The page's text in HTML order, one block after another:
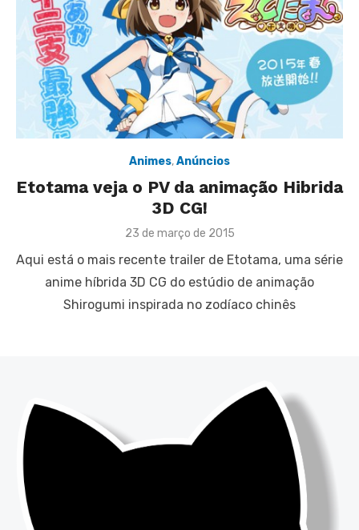
Animes,Anúncios
Etotama veja o PV da animação Hibrida
3D CG!
Posted
23 de março de 2015
Aqui está o mais recente trailer de Etotama, uma série
anime híbrida 3D CG do estúdio de animação
Shirogumi inspirada no zodíaco chinês